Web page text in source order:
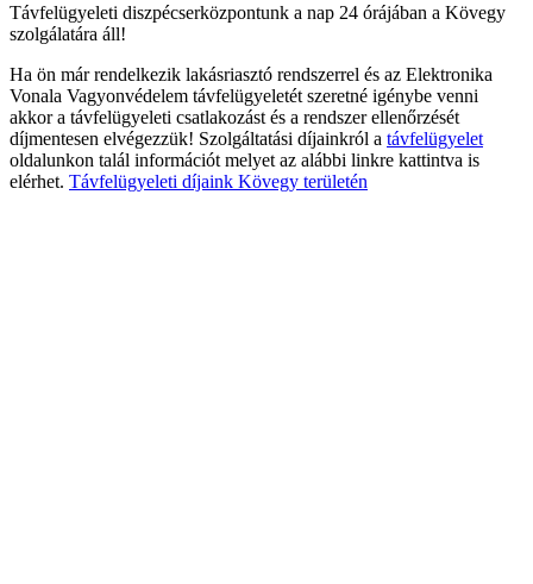
Távfelügyeleti diszpécserközpontunk a nap 24 órájában a Kövegy
szolgálatára áll!
Ha ön már rendelkezik lakásriasztó rendszerrel és az Elektronika
Vonala Vagyonvédelem távfelügyeletét szeretné igénybe venni
akkor a távfelügyeleti csatlakozást és a rendszer ellenőrzését
díjmentesen elvégezzük! Szolgáltatási díjainkról a távfelügyelet
oldalunkon talál információt melyet az alábbi linkre kattintva is
elérhet. Távfelügyeleti díjaink Kövegy területén